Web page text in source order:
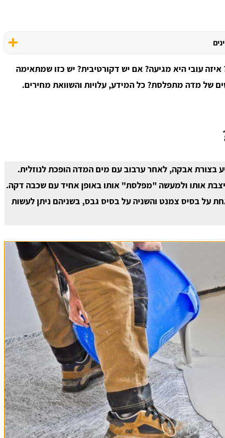
עובי היא מגיעה? אם יש דקורטיבית? יש כזו שמתאימה
של מדה מתפלסת? כל המידע, עלויות והשוואת מחירים.
בצורת אבקה, לאחר ערבוב עם מים המדה הופכת לנוזלית.
אותו ולמעשה "מפלסת" אותו באופן אחיד עם שכבה דקה.
על בסיס צמנט והשניה על בסיס גבס, בשניהם ניתן לעשות